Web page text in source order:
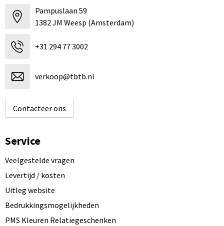
Pampuslaan 59
1382 JM Weesp (Amsterdam)
+31 294 77 3002
verkoop@tbtb.nl
Contacteer ons
Service
Veelgestelde vragen
Levertijd / kosten
Uitleg website
Bedrukkingsmogelijkheden
PMS Kleuren Relatiegeschenken